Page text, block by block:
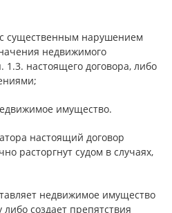
существенным нарушением
недвижимого
1.3. настоящего договора, либо
имущество.
настоящий договор
расторгнут судом в случаях,
недвижимое имущество
создает препятствия